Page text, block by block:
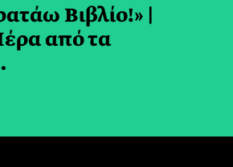
Βιβλίο!» |
από τα